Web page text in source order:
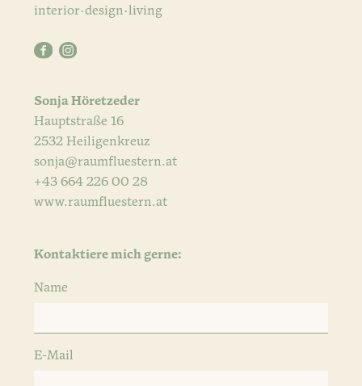
interior·design·living
Sonja Höretzeder
Hauptstraße 16
2532 Heiligenkreuz
sonja@raumfluestern.at
+43 664 226 00 28
www.raumfluestern.at
Kontaktiere mich gerne:
Name
E-Mail